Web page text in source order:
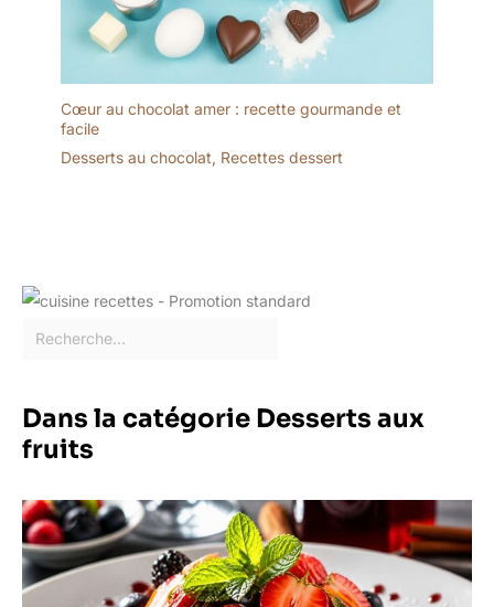
COMPATIBILITÉ LAVE-
VAISSELLE] Dotées
d'une finition miroir
impeccable, ces cuillères
présentent des bords
lisses, sans aucune
entièrement au lave-
Cœur au chocolat amer : recette gourmande et
facile
Desserts au chocolat, Recettes dessert
Dans la catégorie Desserts aux
fruits